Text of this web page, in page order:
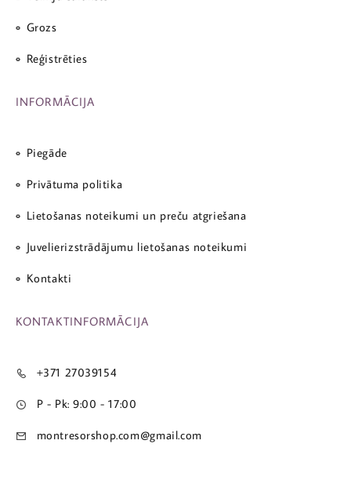
Grozs
Reģistrēties
INFORMĀCIJA
Piegāde
Privātuma politika
Lietošanas noteikumi un preču atgriešana
Juvelierizstrādājumu lietošanas noteikumi
Kontakti
KONTAKTINFORMĀCIJA
+371 27039154
P - Pk: 9:00 - 17:00
montresorshop.com@gmail.com